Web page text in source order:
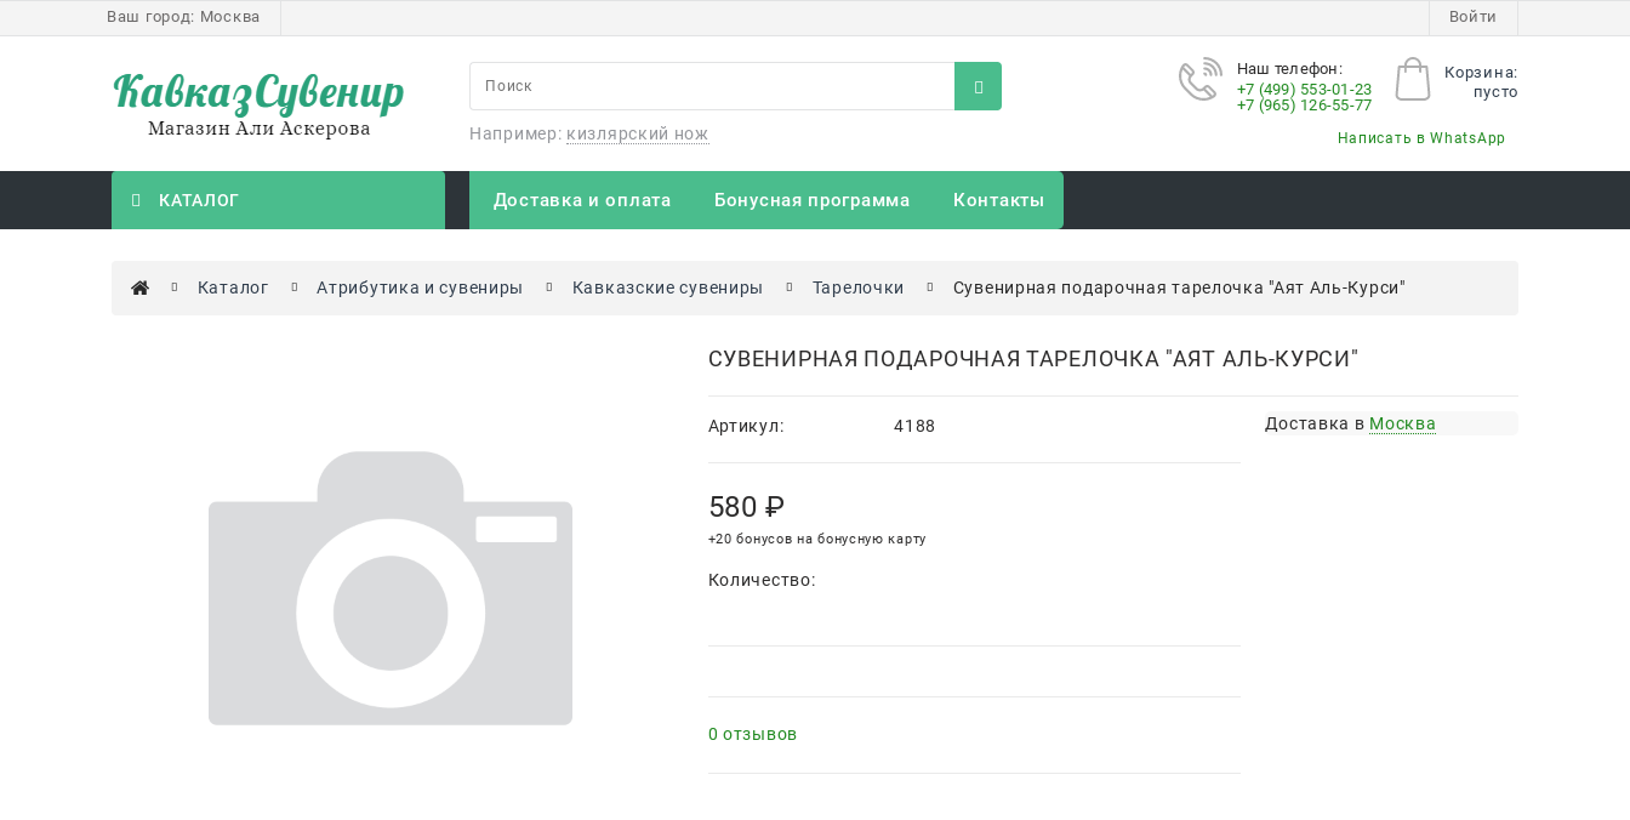
Ваш город: Москва Войти
Например: кизлярский нож
Корзина:
пусто
Наш телефон:
+7 (499) 553-01-23
+7 (965) 126-55-77
Написать в WhatsApp
КАТАЛОГ Доставка и оплата Бонусная программа Контакты
Каталог Атрибутика и сувениры Кавказские сувениры Тарелочки Сувенирная подарочная тарелочка "Аят Аль-Курси"
СУВЕНИРНАЯ ПОДАРОЧНАЯ ТАРЕЛОЧКА "АЯТ АЛЬ-КУРСИ"
Артикул: 4188
580 ₽
+20 бонусов на бонусную карту
Количество:
0 отзывов
Доставка в Москва